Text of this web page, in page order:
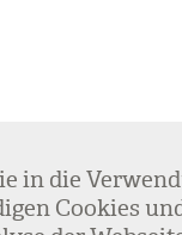
in die
Coo­kies